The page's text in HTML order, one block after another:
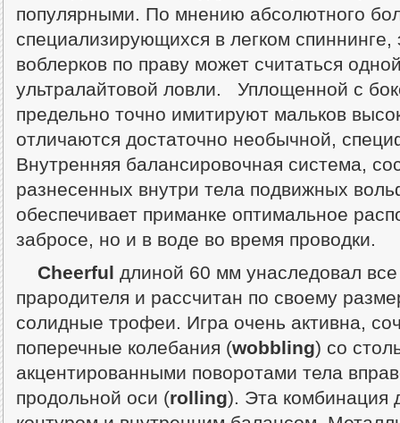
популярными. По мнению абсолютного
специализирующихся в легком
воблерков по праву может считаться
ультралайтовой ловли. Уплощенной с
предельно точно имитируют мальков
отличаются достаточно необычной,
Внутренняя балансировочная система,
разнесенных внутри тела подвижных
обеспечивает приманке оптимальное
забросе, но и в воде во время проводки.
Cheerful длиной 60 мм унаследовал
прародителя и рассчитан по своему
солидные трофеи. Игра очень активна,
поперечные колебания (wobbling) со
акцентированными поворотами тела
продольной оси (rolling). Эта комбинация